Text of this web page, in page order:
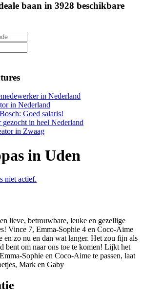
baan in 3928 beschikbare
in Nederland
in Nederland
Goed salaris!
gezocht in heel Nederland
in Zwaag
in Uden
niet actief.
lieve, betrouwbare, leuke en gezellige
Vince 7, Emma-Sophie 4 en Coco-Aime
en zo nu en dan wat langer. Het zou fijn als
bent om naar ons toe te komen! Lijkt het
Sophie en Coco-Aime te passen, laat
Mark en Gaby